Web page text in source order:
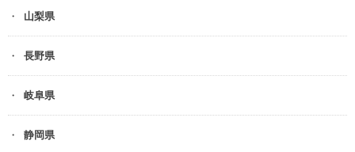
山梨県
長野県
岐阜県
静岡県